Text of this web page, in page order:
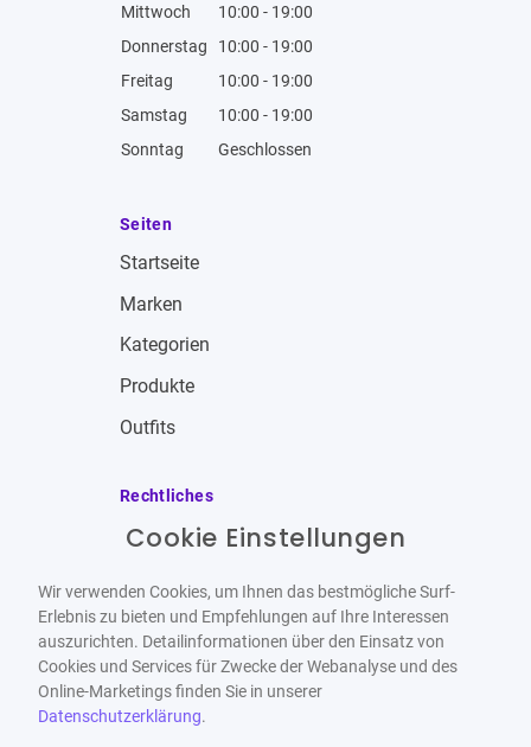
Mittwoch
10:00 - 19:00
Donnerstag
10:00 - 19:00
Freitag
10:00 - 19:00
Samstag
10:00 - 19:00
Sonntag
Geschlossen
Seiten
Startseite
Marken
Kategorien
Produkte
Outfits
Rechtliches
Impressum
Datenschutzbestimmungen
Widerrufsbelehrung
Cookie Einstellungen
Wir verwenden Cookies, um Ihnen das bestmögliche Surf-
Erlebnis zu bieten und Empfehlungen auf Ihre Interessen
auszurichten. Detailinformationen über den Einsatz von
Cookies und Services für Zwecke der Webanalyse und des
Online-Marketings finden Sie in unserer
Datenschutzerklärung.